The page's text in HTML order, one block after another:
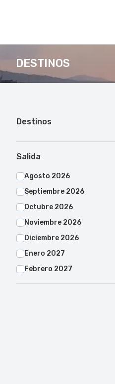
DESTINOS
Destinos
Salida
Agosto 2026
Septiembre 2026
Octubre 2026
Noviembre 2026
Diciembre 2026
Enero 2027
Febrero 2027
Marzo 2027